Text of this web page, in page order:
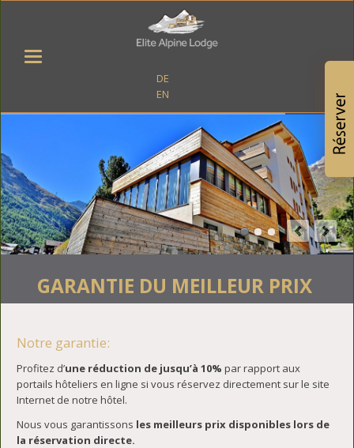
DE
EN
GARANTIE DU MEILLEUR PRIX
Notre garantie:
Profitez d’une réduction de jusqu’à 10% par rapport aux
portails hôteliers en ligne si vous réservez directement sur le site
Internet de notre hôtel.
Nous vous garantissons les meilleurs prix disponibles lors de
la réservation directe.